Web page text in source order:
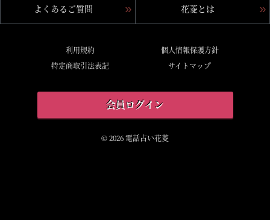
よくあるご質問 花菱とは
利用規約
特定商取引法表記
個人情報保護方針
サイトマップ
会員ログイン
© 2026 電話占い花菱